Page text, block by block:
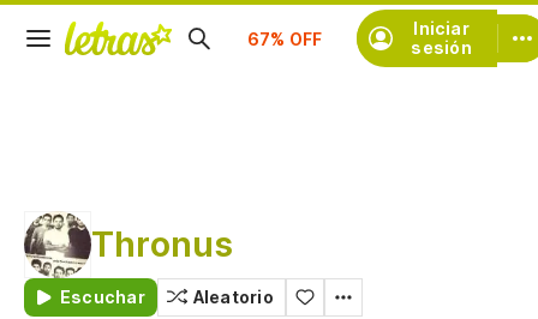
Iniciar
sesión
Suscríbete
Thronus
Escuchar Aleatorio